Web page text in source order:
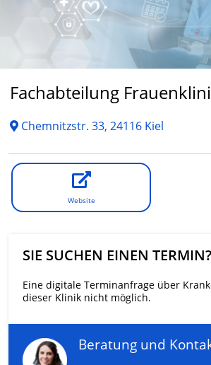
Finden
Fachabteilung
Chemnitzstr. 33, 24116 Kiel
Website
SIE SUCHEN EINEN TERMIN?
Eine digitale Terminanfrage über
dieser Klinik nicht möglich.
Beratung und